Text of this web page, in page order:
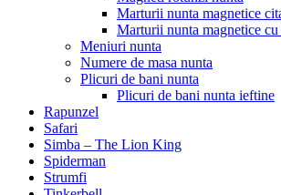
Marturii nunta magnetice
Marturii nunta magnetice cu
Meniuri nunta
Numere de masa nunta
Plicuri de bani nunta
Plicuri de bani nunta ieftine
Rapunzel
Safari
Simba – The Lion King
Spiderman
Strumfi